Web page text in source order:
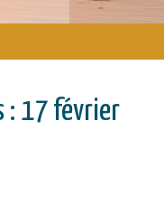
: 17 février